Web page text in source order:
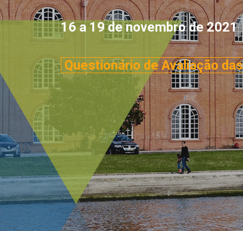
16 a 19 de novembro de 2021
Questionário de Avaliação